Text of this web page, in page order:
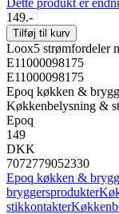
Dette produkt er
149.-
Tilføj til kurv
Loox5 strømfordeler
E11000098175
E11000098175
Epoq køkken &
Køkkenbelysning &
Epoq
149
DKK
7072779052330
Epoq køkken &
bryggersprodukter
stikkontakter